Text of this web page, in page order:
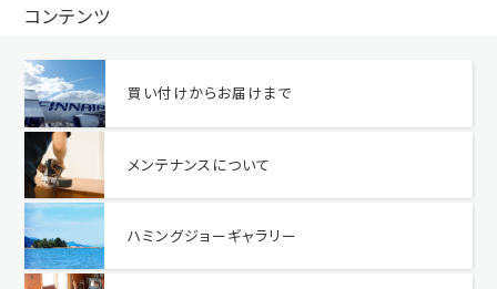
コンテンツ
買い付けからお届けまで
メンテナンスについて
ハミングジョーギャラリー